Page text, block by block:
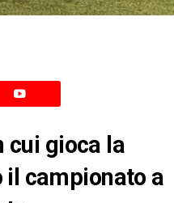
cui gioca la
il campionato a